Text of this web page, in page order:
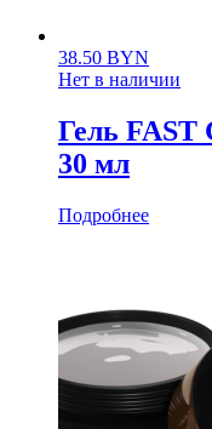
38.50 BYN
Нет в наличии
Гель FAST
30 мл
Подробнее